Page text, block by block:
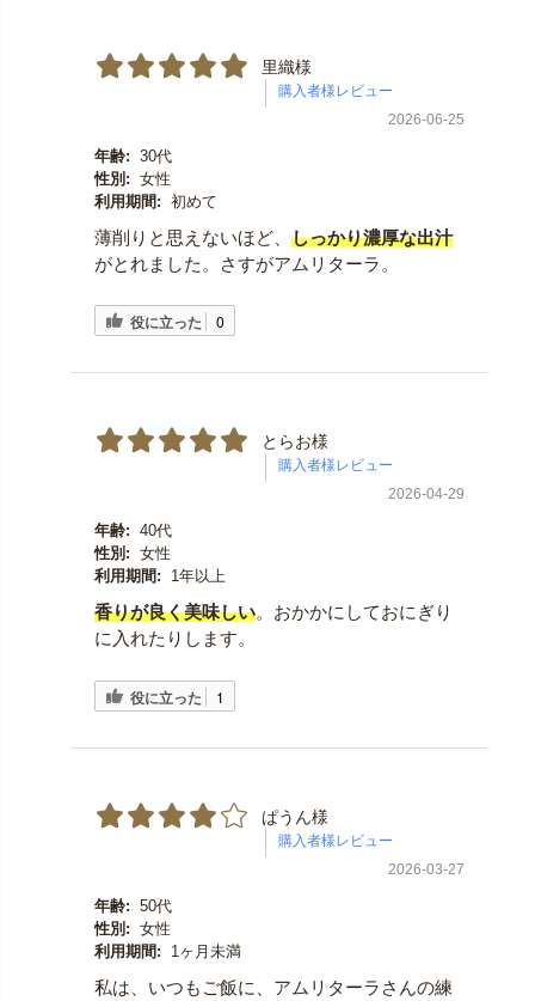
里織様
2026-06-25
年齢: 30代
性別: 女性
利用期間: 初めて
薄削りと思えないほど、 しっかり濃厚な出汁
がとれました。さすがアムリターラ。
役に立った 0
とらお様
2026-04-29
年齢: 40代
性別: 女性
利用期間:
1年以上
香りが良く美味しい。おかかにしておにぎり
に入れたりします。
役に立った 1
ぱうん様
2026-03-27
年齢: 50代
性別: 女性
利用期間:
1ヶ月未満
私は、いつもご飯に、アムリターラさんの練